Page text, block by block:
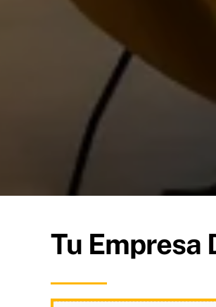
Tu Empresa